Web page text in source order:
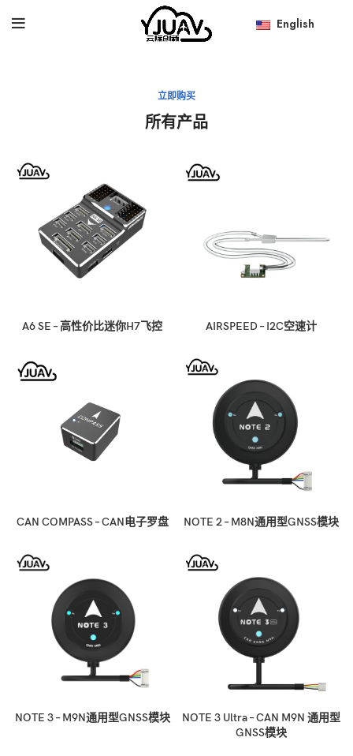
English
立即购买
所有产品
A6 SE – 高性价比迷你H7飞控 AIRSPEED – I2C空速计
CAN COMPASS – CAN电子罗盘 NOTE 2 – M8N通用型GNSS模块
NOTE 3 – M9N通用型GNSS模块
NOTE 3 Ultra – CAN M9N 通用型
GNSS模块